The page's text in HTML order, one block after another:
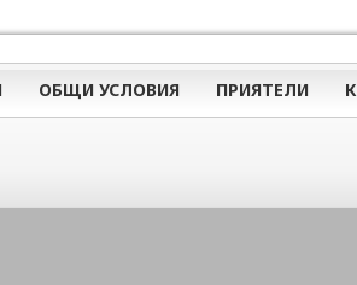
ОБЩИ УСЛОВИЯ ПРИЯТЕЛИ